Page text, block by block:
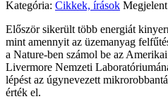
Kategória: Cikkek, írások
Először sikerült több energiát
mint amennyit az üzemanyag
a Nature-ben számol be az
Livermore Nemzeti
lépést az úgynevezett
érték el.